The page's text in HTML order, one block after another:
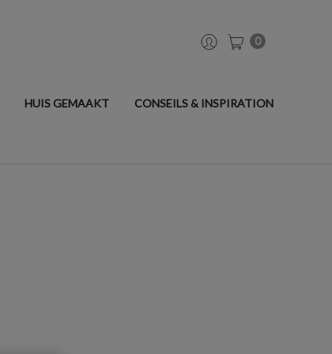
0
HUIS GEMAAKT CONSEILS & INSPIRATION